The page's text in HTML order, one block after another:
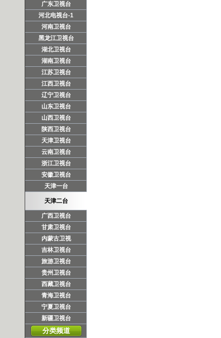
广东卫视台
河北电视台-1
河南卫视台
黑龙江卫视台
湖北卫视台
湖南卫视台
江苏卫视台
江西卫视台
辽宁卫视台
山东卫视台
山西卫视台
陕西卫视台
天津卫视台
云南卫视台
浙江卫视台
安徽卫视台
天津一台
天津二台
广西卫视台
甘肃卫视台
内蒙古卫视
吉林卫视台
旅游卫视台
贵州卫视台
西藏卫视台
青海卫视台
宁夏卫视台
新疆卫视台
分类频道